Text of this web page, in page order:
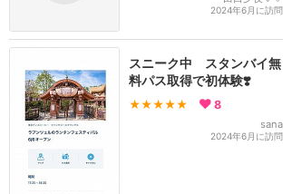
2024年6月に訪問
スニーク中 スタンバイ無
料パス取得で初体験❣️
★★★★★ 8
sana
2024年6月に訪問